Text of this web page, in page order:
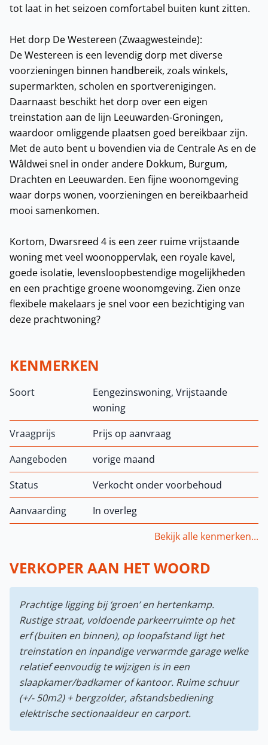
tot laat in het seizoen comfortabel buiten kunt zitten.
Het dorp De Westereen (Zwaagwesteinde):
De Westereen is een levendig dorp met diverse
voorzieningen binnen handbereik, zoals winkels,
supermarkten, scholen en sportverenigingen.
Daarnaast beschikt het dorp over een eigen
treinstation aan de lijn Leeuwarden-Groningen,
waardoor omliggende plaatsen goed bereikbaar zijn.
Met de auto bent u bovendien via de Centrale As en de
Wâldwei snel in onder andere Dokkum, Burgum,
Drachten en Leeuwarden. Een fijne woonomgeving
waar dorps wonen, voorzieningen en bereikbaarheid
mooi samenkomen.
Kortom, Dwarsreed 4 is een zeer ruime vrijstaande
woning met veel woonoppervlak, een royale kavel,
goede isolatie, levensloopbestendige mogelijkheden
en een prachtige groene woonomgeving. Zien onze
flexibele makelaars je snel voor een bezichtiging van
deze prachtwoning?
KENMERKEN
Soort
Eengezinswoning, Vrijstaande
woning
Vraagprijs
Prijs op aanvraag
Aangeboden
vorige maand
Status
Verkocht onder voorbehoud
Aanvaarding
In overleg
Bekijk alle kenmerken...
VERKOPER AAN HET WOORD
Prachtige ligging bij ‘groen’ en hertenkamp.
Rustige straat, voldoende parkeerruimte op het
erf (buiten en binnen), op loopafstand ligt het
treinstation en inpandige verwarmde garage welke
relatief eenvoudig te wijzigen is in een
slaapkamer/badkamer of kantoor. Ruime schuur
(+/- 50m2) + bergzolder, afstandsbediening
elektrische sectionaaldeur en carport.